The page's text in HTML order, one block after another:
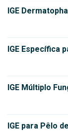
IGE
IGE Específica
IGE Múltiplo
IGE para Pêlo